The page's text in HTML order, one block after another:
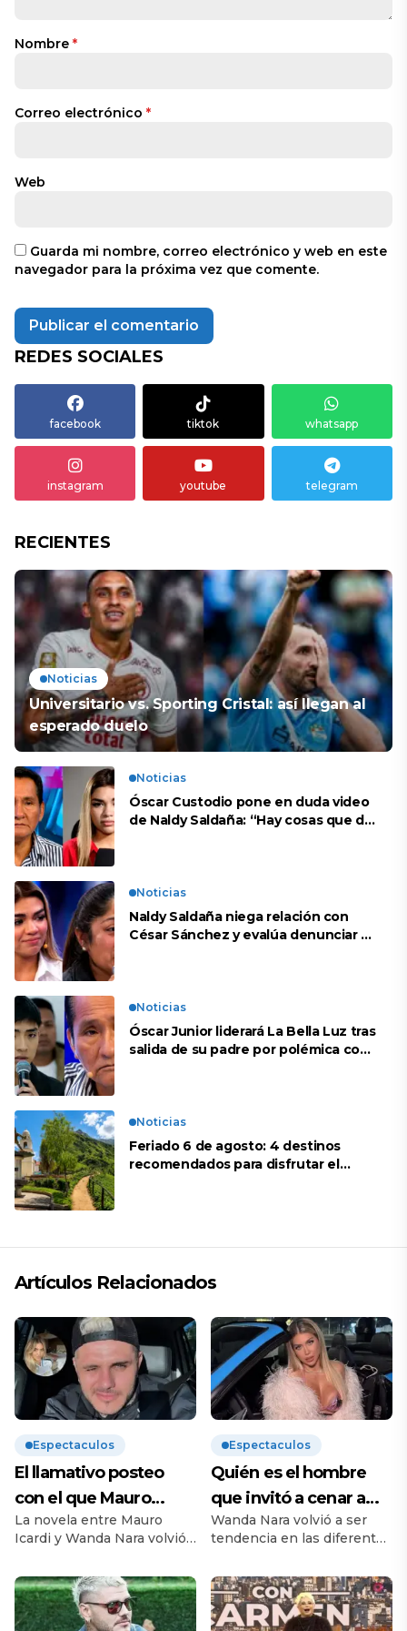
Nombre *
Correo electrónico *
Web
Guarda mi nombre, correo electrónico y web en este
navegador para la próxima vez que comente.
REDES SOCIALES
facebook tiktok whatsapp
instagram youtube telegram
RECIENTES
Noticias
Universitario vs. Sporting Cristal: así llegan al
esperado duelo
Noticias
Óscar Custodio pone en duda video
de Naldy Saldaña: “Hay cosas que de
Noticias
Naldy Saldaña niega relación con
César Sánchez y evalúa denunciar a
Noticias
Óscar Junior liderará La Bella Luz tras
salida de su padre por polémica con
Noticias
Feriado 6 de agosto: 4 destinos
recomendados para disfrutar el
Artículos Relacionados
Espectaculos
El llamativo posteo
con el que Mauro
Icardi se burló de
Wanda Nara tras la
audiencia de divorcio
La novela entre Mauro
Icardi y Wanda Nara volvió
que fue la audiencia de
divorcio que los tuvo frente
a frente en Italia después
Espectaculos
Quién es el hombre
que invitó a cenar a
Wanda Nara tras la
dura audiencia con
Mauro Icardi
Wanda Nara volvió a ser
tendencia en las diferentes
principal en los diferentes
programas de espectáculo.
Es que la conductora de